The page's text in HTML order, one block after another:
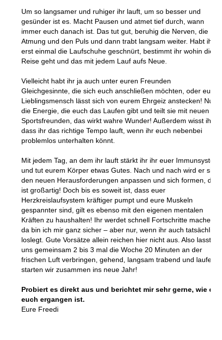
Um so langsamer und ruhiger ihr lauft, um so besser und
gesünder ist es. Macht Pausen und atmet tief durch, wann
immer euch danach ist. Das tut gut, beruhig die Nerven, die
Atmung und den Puls und dann trabt langsam weiter. Habt ihr
erst einmal die Laufschuhe geschnürt, bestimmt ihr wohin die
Reise geht und das mit jedem Lauf aufs Neue.
Vielleicht habt ihr ja auch unter euren Freunden
Gleichgesinnte, die sich euch anschließen möchten, oder euer
Lieblingsmensch lässt sich von eurem Ehrgeiz anstecken! Nutzt
die Energie, die euch das Laufen gibt und teilt sie mit neuen
Sportsfreunden, das wirkt wahre Wunder! Außerdem wisst ihr,
dass ihr das richtige Tempo lauft, wenn ihr euch nebenbei
problemlos unterhalten könnt.
Mit jedem Tag, an dem ihr lauft stärkt ihr ihr euer Immunsystem
und tut eurem Körper etwas Gutes. Nach und nach wird er sich
den neuen Herausforderungen anpassen und sich formen, das
ist großartig! Doch bis es soweit ist, dass euer
Herzkreislaufsystem kräftiger pumpt und eure Muskeln
gespannter sind, gilt es ebenso mit den eigenen mentalen
Kräften zu haushalten! Ihr werdet schnell Fortschritte machen,
da bin ich mir ganz sicher – aber nur, wenn ihr auch tatsächlich
loslegt. Gute Vorsätze allein reichen hier nicht aus. Also lasst
uns gemeinsam 2 bis 3 mal die Woche 20 Minuten an der
frischen Luft verbringen, gehend, langsam trabend und laufend
starten wir zusammen ins neue Jahr!
Probiert es direkt aus und berichtet mir sehr gerne, wie es
euch ergangen ist.
Eure Freedi